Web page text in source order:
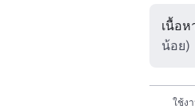
เนื้อ
น้อย)
ใช้ง